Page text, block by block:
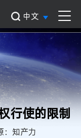
中文
行使的限制
：知产力